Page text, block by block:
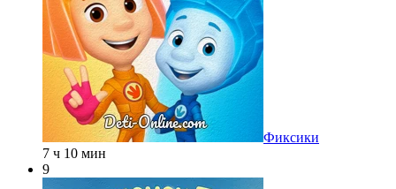
Фиксики
7 ч 10 мин
9